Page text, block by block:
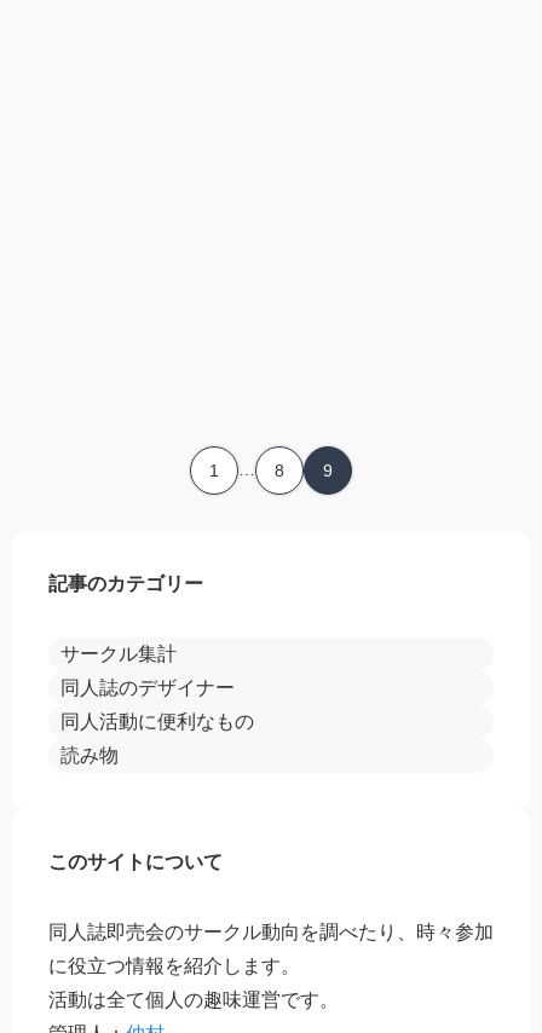
1 … 8 9
記事のカテゴリー
サークル集計
同人誌のデザイナー
同人活動に便利なもの
読み物
このサイトについて
同人誌即売会のサークル動向を調べたり、時々参加
に役立つ情報を紹介します。
活動は全て個人の趣味運営です。